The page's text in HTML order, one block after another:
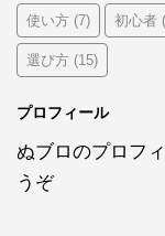
使い方 (7) 初心者
選び方 (15)
プロフィール
ぬブロのプロフ
うぞ